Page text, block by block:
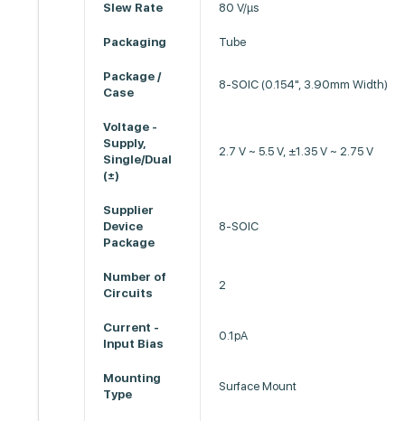
Slew Rate 80 V/µs
Packaging Tube
Package /
Case
8-SOIC (0.154", 3.90mm Width)
Voltage -
Supply,
Single/Dual
(±)
2.7 V ~ 5.5 V, ±1.35 V ~ 2.75 V
Supplier
Device
Package
8-SOIC
Number of
Circuits
2
Current -
Input Bias
0.1pA
Mounting
Type
Surface Mount